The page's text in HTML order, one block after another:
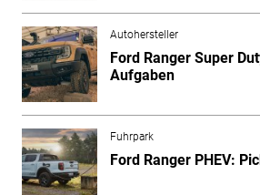
Autohersteller
Ford Ranger Super
Aufgaben
Fuhrpark
Ford Ranger PHEV: